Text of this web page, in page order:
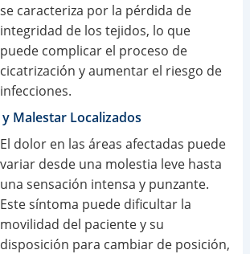
se caracteriza por la pérdida de
integridad de los tejidos, lo que
puede complicar el proceso de
cicatrización y aumentar el riesgo de
infecciones.
Malestar Localizados
El dolor en las áreas afectadas puede
variar desde una molestia leve hasta
una sensación intensa y punzante.
Este síntoma puede dificultar la
movilidad del paciente y su
disposición para cambiar de posición,